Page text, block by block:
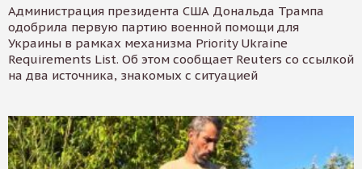
Администрация президента США Дональда Трампа
одобрила первую партию военной помощи для
Украины в рамках механизма Priority Ukraine
Requirements List. Об этом сообщает Reuters со ссылкой
на два источника, знакомых с ситуацией